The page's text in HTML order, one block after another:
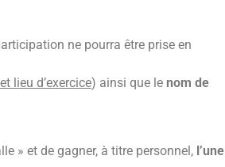
ne pourra être prise en
lieu d’exercice) ainsi que le nom de
» et de gagner, à titre personnel, l’une